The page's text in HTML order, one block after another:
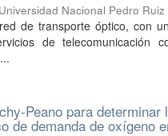
Universidad Nacional Pedro Ruiz
de transporte óptico, con
de telecomunicación
Peano para
de demanda de oxígeno